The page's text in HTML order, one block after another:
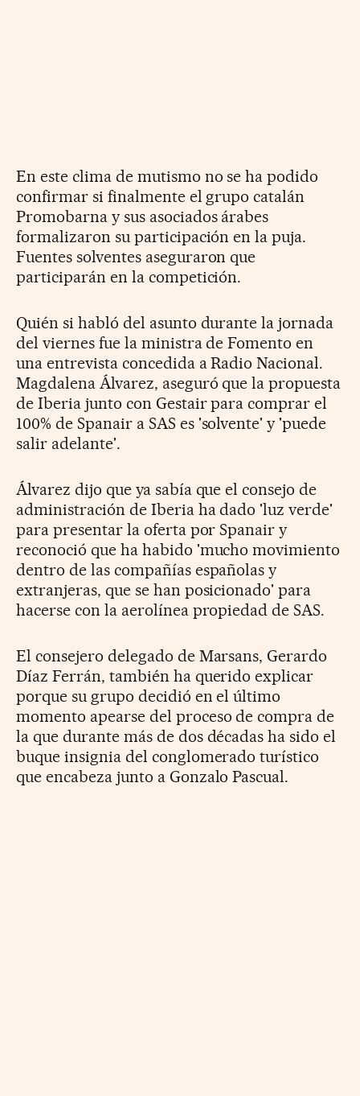
En este clima de mutismo no se ha podido
confirmar si finalmente el grupo catalán
Promobarna y sus asociados árabes
formalizaron su participación en la puja.
Fuentes solventes aseguraron que
participarán en la competición.
Quién si habló del asunto durante la jornada
del viernes fue la ministra de Fomento en
una entrevista concedida a Radio Nacional.
Magdalena Álvarez, aseguró que la propuesta
de Iberia junto con Gestair para comprar el
100% de Spanair a SAS es 'solvente' y 'puede
salir adelante'.
Álvarez dijo que ya sabía que el consejo de
administración de Iberia ha dado 'luz verde'
para presentar la oferta por Spanair y
reconoció que ha habido 'mucho movimiento
dentro de las compañías españolas y
extranjeras, que se han posicionado' para
hacerse con la aerolínea propiedad de SAS.
El consejero delegado de Marsans, Gerardo
Díaz Ferrán, también ha querido explicar
porque su grupo decidió en el último
momento apearse del proceso de compra de
la que durante más de dos décadas ha sido el
buque insignia del conglomerado turístico
que encabeza junto a Gonzalo Pascual.